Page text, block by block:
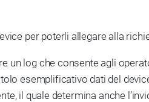
per poterli allegare alla
un log che consente agli
esemplificativo dati del
il quale determina anche